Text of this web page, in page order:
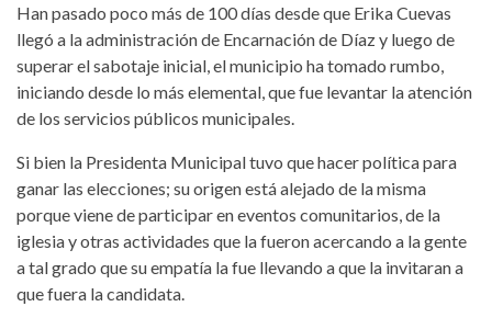
Han pasado poco más de 100 días desde que Erika Cuevas
llegó a la administración de Encarnación de Díaz y luego de
superar el sabotaje inicial, el municipio ha tomado rumbo,
iniciando desde lo más elemental, que fue levantar la atención
de los servicios públicos municipales.
Si bien la Presidenta Municipal tuvo que hacer política para
ganar las elecciones; su origen está alejado de la misma
porque viene de participar en eventos comunitarios, de la
iglesia y otras actividades que la fueron acercando a la gente
a tal grado que su empatía la fue llevando a que la invitaran a
que fuera la candidata.